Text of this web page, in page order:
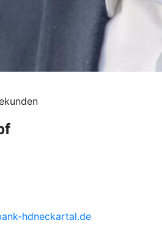
hdneckartal.de